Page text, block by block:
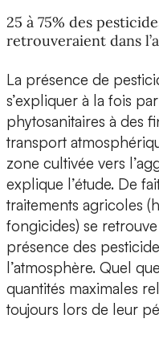
25 à 75% des
retrouveraient dans
La présence de
s’expliquer à la fois
phytosanitaires à des
transport
zone cultivée vers
explique l’étude. De
traitements agricoles
fongicides) se
présence des
l’atmosphère. Quel
quantités maximales
toujours lors de leur